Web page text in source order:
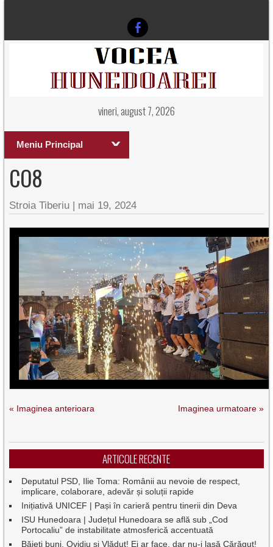
vineri, august 7, 2026
Meniu Principal
CO8
Stroia Tiberiu | mai 19, 2024
« Imaginea anterioara Imaginea urmatoare »
ARTICOLE RECENTE
Deputatul PSD, Ilie Toma: Românii au nevoie de respect,
implicare, colaborare, adevăr și soluții rapide
Inițiativă UNICEF | Pași în carieră pentru tinerii din Deva
ISU Hunedoara | Județul Hunedoara se află sub „Cod
Portocaliu” de instabilitate atmosferică accentuată
Băieți buni, Ovidiu și Vlăduț! Ei ar face, dar nu-i lasă Cărăguț!